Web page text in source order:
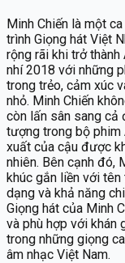
Minh Chiến là một
trình Giọng hát Việt
rộng rãi khi trở
nhí 2018 với những
trong trẻo, cảm xúc
nhỏ. Minh Chiến
còn lấn sân sang cả
tượng trong bộ phim
xuất của cậu được
nhiên. Bên cạnh đó,
khúc gắn liền với
dạng và khả năng
Giọng hát của Minh
và phù hợp với khán
trong những giọng
âm nhạc Việt Nam.